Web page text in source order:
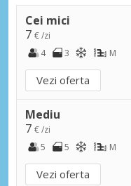
Cei mici
7 € /zi
4
3 M
Vezi oferta
Mediu
7 € /zi
5
5 M
Vezi oferta